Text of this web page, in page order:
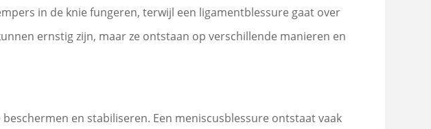
in de knie fungeren, terwijl een ligamentblessure gaat over
ernstig zijn, maar ze ontstaan op verschillende manieren en
en stabiliseren. Een meniscusblessure ontstaat vaak